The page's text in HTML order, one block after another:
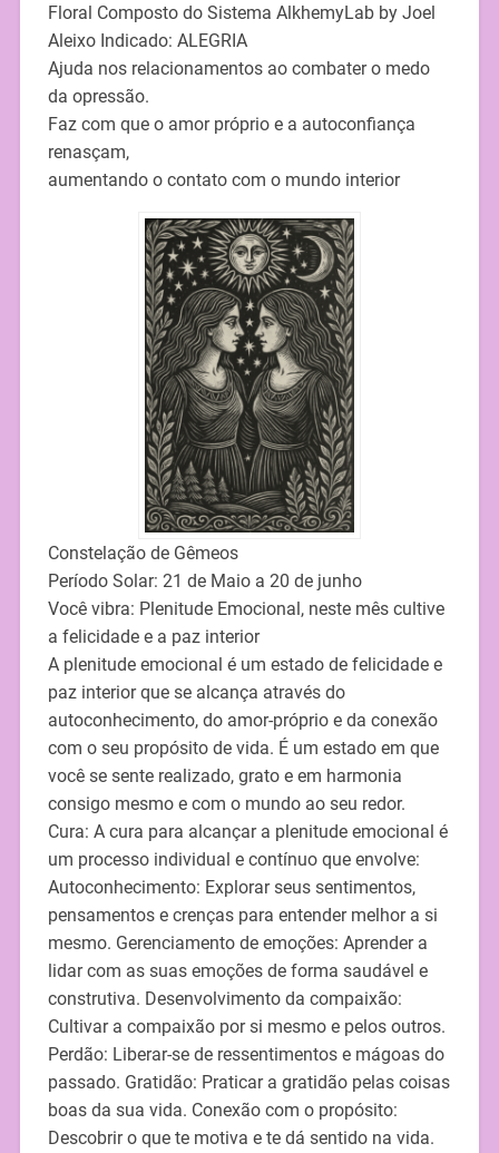
Floral Composto do Sistema AlkhemyLab by Joel
Aleixo Indicado: ALEGRIA
Ajuda nos relacionamentos ao combater o medo
da opressão.
Faz com que o amor próprio e a autoconfiança
renasçam,
aumentando o contato com o mundo interior
Constelação de Gêmeos
Período Solar: 21 de Maio a 20 de junho
Você vibra: Plenitude Emocional, neste mês cultive
a felicidade e a paz interior
A plenitude emocional é um estado de felicidade e
paz interior que se alcança através do
autoconhecimento, do amor-próprio e da conexão
com o seu propósito de vida. É um estado em que
você se sente realizado, grato e em harmonia
consigo mesmo e com o mundo ao seu redor.
Cura: A cura para alcançar a plenitude emocional é
um processo individual e contínuo que envolve:
Autoconhecimento: Explorar seus sentimentos,
pensamentos e crenças para entender melhor a si
mesmo. Gerenciamento de emoções: Aprender a
lidar com as suas emoções de forma saudável e
construtiva. Desenvolvimento da compaixão:
Cultivar a compaixão por si mesmo e pelos outros.
Perdão: Liberar-se de ressentimentos e mágoas do
passado. Gratidão: Praticar a gratidão pelas coisas
boas da sua vida. Conexão com o propósito:
Descobrir o que te motiva e te dá sentido na vida.